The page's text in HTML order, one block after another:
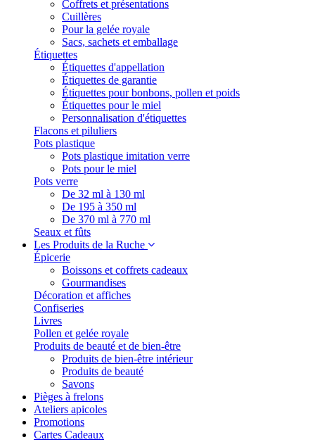
Coffrets et présentations
Cuillères
Pour la gelée royale
Sacs, sachets et emballage
Étiquettes
Étiquettes d'appellation
Étiquettes de garantie
Étiquettes pour bonbons, pollen et poids
Étiquettes pour le miel
Personnalisation d'étiquettes
Flacons et piluliers
Pots plastique
Pots plastique imitation verre
Pots pour le miel
Pots verre
De 32 ml à 130 ml
De 195 à 350 ml
De 370 ml à 770 ml
Seaux et fûts
Les Produits de la Ruche
Épicerie
Boissons et coffrets cadeaux
Gourmandises
Décoration et affiches
Confiseries
Livres
Pollen et gelée royale
Produits de beauté et de bien-être
Produits de bien-être intérieur
Produits de beauté
Savons
Pièges à frelons
Ateliers apicoles
Promotions
Cartes Cadeaux